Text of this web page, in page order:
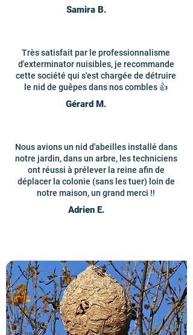
Samira B.
Très satisfait par le professionnalisme
d'exterminator nuisibles, je recommande
cette société qui s'est chargée de détruire
le nid de guêpes dans nos combles 👍
Gérard M.
Nous avions un nid d'abeilles installé dans
notre jardin, dans un arbre, les techniciens
ont réussi à prélever la reine afin de
déplacer la colonie (sans les tuer) loin de
notre maison, un grand merci !!
Adrien E.